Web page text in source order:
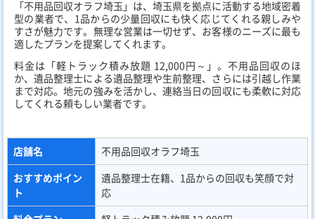
してくれる頼もしい業者です。
おすすめポイン
ト
遺品整理士在籍、1品からの回収も笑顔で対
応
サービス内容
不用品回収、遺品整理、生前整理、引越し補
助
営業時間
8:00～20:00（年中無休）